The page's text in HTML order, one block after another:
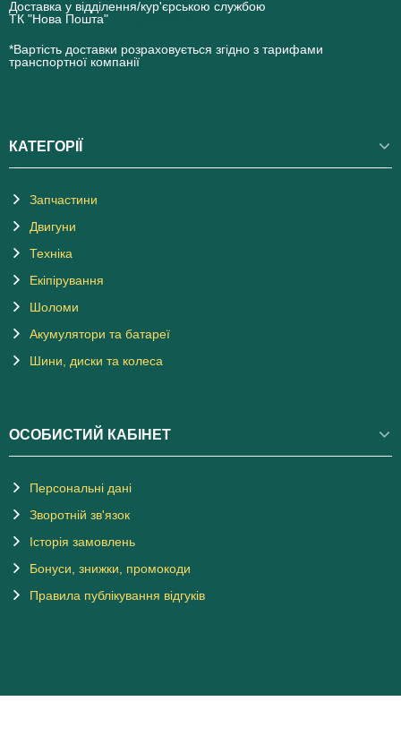
Доставка у відділення/кур'єрською службою
ТК "Нова Пошта"
novaposhta.ua
*Вартість доставки розраховується згідно з тарифами
транспортної компанії
КАТЕГОРІЇ
Запчастини
Двигуни
Техніка
Екіпірування
Шоломи
Акумулятори та батареї
Шини, диски та колеса
ОСОБИСТИЙ КАБІНЕТ
Персональні дані
Зворотній зв'язок
Історія замовлень
Бонуси, знижки, промокоди
Правила публікування відгуків